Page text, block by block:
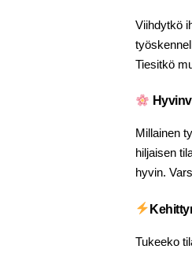
Viihdytkö
Tiesitkö
Millainen
hiljaisen
hyvin.
Tukeeko